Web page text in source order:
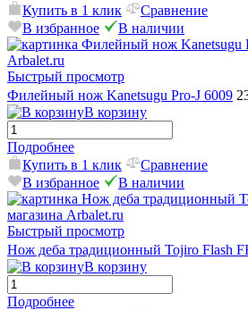
Купить в 1 клик
Сравнение
В избранное
В наличии
Быстрый просмотр
Филейный нож Kanetsugu Pro-J 6009
В корзину
Подробнее
Купить в 1 клик
Сравнение
В избранное
В наличии
Быстрый просмотр
Нож деба традиционный Tojiro Flash
В корзину
Подробнее